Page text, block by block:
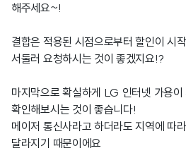
해주세요~!
결합은 적용된 시점으로부터 할인이 시
서둘러 요청하시는 것이 좋겠지요!?
마지막으로 확실하게 LG 인터넷 가용이
확인해보시는 것이 좋습니다!
메이저 통신사라고 하더라도 지역에 따
달라지기 때문이에요